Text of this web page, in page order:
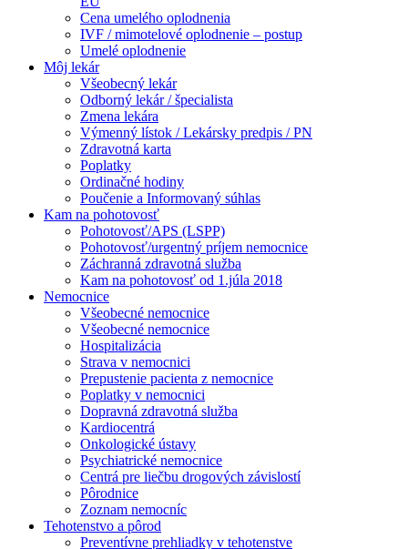
Cena umelého oplodnenia
IVF / mimotelové oplodnenie – postup
Umelé oplodnenie
Môj lekár
Všeobecný lekár
Odborný lekár / špecialista
Zmena lekára
Výmenný lístok / Lekársky predpis / PN
Zdravotná karta
Poplatky
Ordinačné hodiny
Poučenie a Informovaný súhlas
Kam na pohotovosť
Pohotovosť/APS (LSPP)
Pohotovosť/urgentný príjem nemocnice
Záchranná zdravotná služba
Kam na pohotovosť od 1.júla 2018
Nemocnice
Všeobecné nemocnice
Všeobecné nemocnice
Hospitalizácia
Strava v nemocnici
Prepustenie pacienta z nemocnice
Poplatky v nemocnici
Dopravná zdravotná služba
Kardiocentrá
Onkologické ústavy
Psychiatrické nemocnice
Centrá pre liečbu drogových závislostí
Pôrodnice
Zoznam nemocníc
Tehotenstvo a pôrod
Preventívne prehliadky v tehotenstve